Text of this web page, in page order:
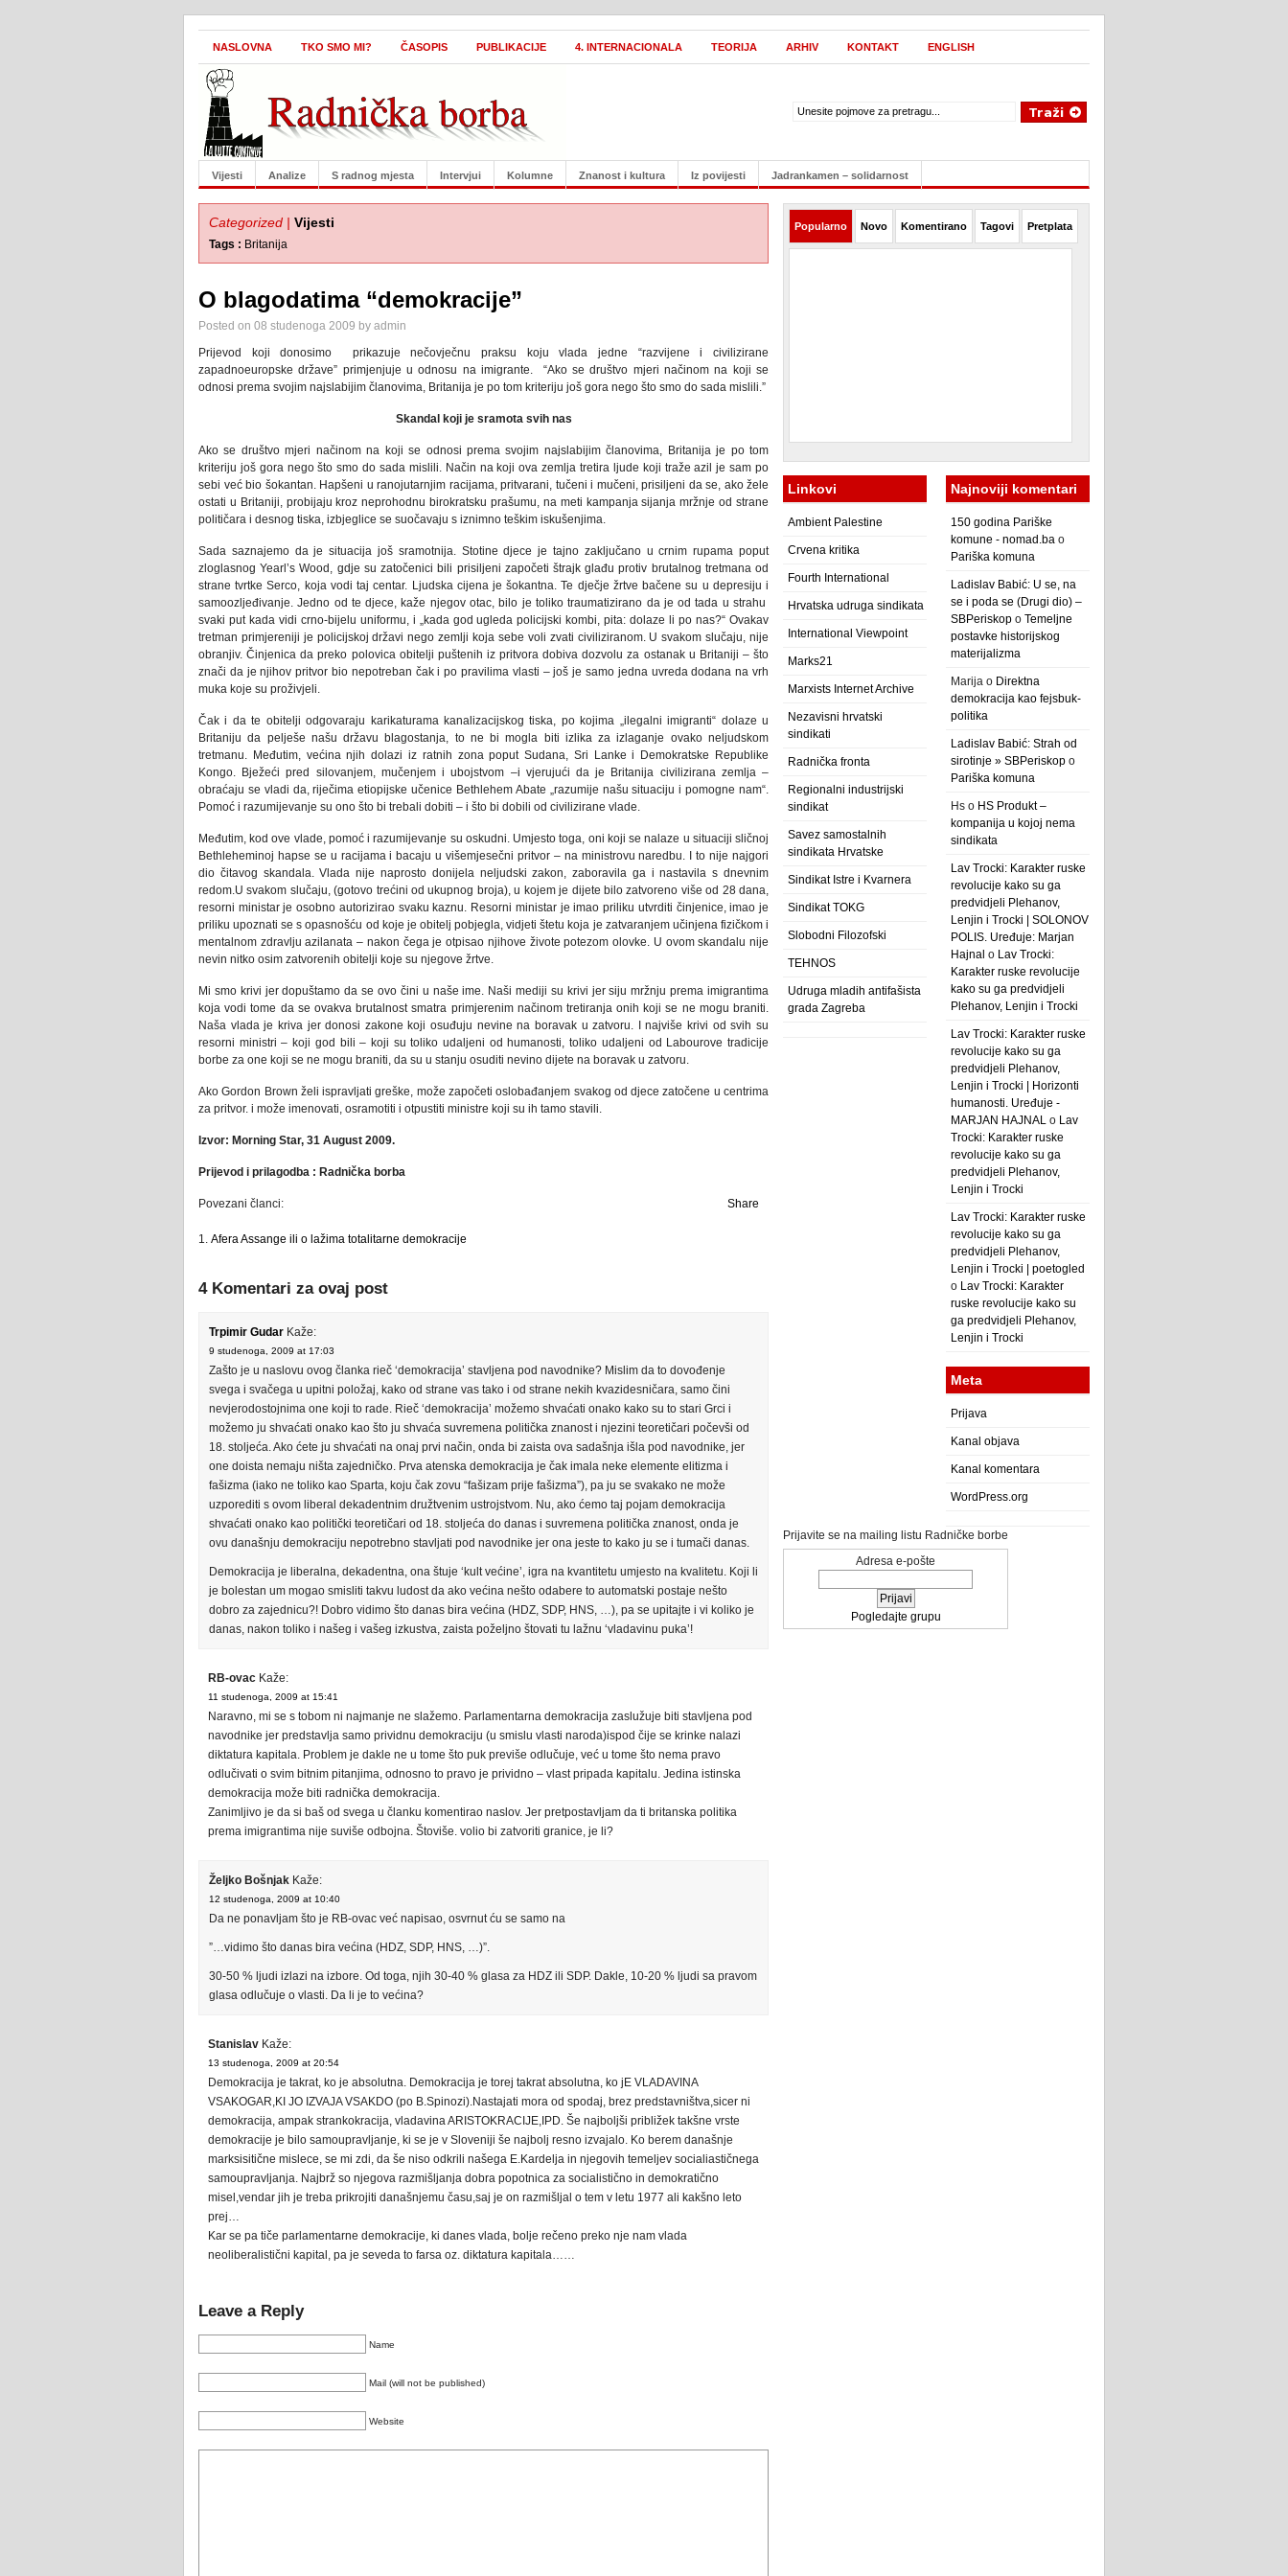
NASLOVNA TKO SMO MI? ČASOPIS PUBLIKACIJE 4. INTERNACIONALA TEORIJA ARHIV KONTAKT ENGLISH
Vijesti Analize S radnog mjesta Intervjui Kolumne Znanost i kultura Iz povijesti Jadrankamen – solidarnost
Categorized | Vijesti
Tags : Britanija
O blagodatima “demokracije”
Posted on 08 studenoga 2009 by admin
Prijevod koji donosimo prikazuje nečovječnu praksu koju vlada jedne “razvijene i civilizirane
zapadnoeuropske države” primjenjuje u odnosu na imigrante. “Ako se društvo mjeri načinom na koji se
odnosi prema svojim najslabijim članovima, Britanija je po tom kriteriju još gora nego što smo do sada mislili.”
Skandal koji je sramota svih nas
Ako se društvo mjeri načinom na koji se odnosi prema svojim najslabijim članovima, Britanija je po tom
kriteriju još gora nego što smo do sada mislili. Način na koji ova zemlja tretira ljude koji traže azil je sam po
sebi već bio šokantan. Hapšeni u ranojutarnjim racijama, pritvarani, tučeni i mučeni, prisiljeni da se, ako žele
ostati u Britaniji, probijaju kroz neprohodnu birokratsku prašumu, na meti kampanja sijanja mržnje od strane
političara i desnog tiska, izbjeglice se suočavaju s iznimno teškim iskušenjima.
Sada saznajemo da je situacija još sramotnija. Stotine djece je tajno zaključano u crnim rupama poput
zloglasnog Yearl’s Wood, gdje su zatočenici bili prisiljeni započeti štrajk glađu protiv brutalnog tretmana od
strane tvrtke Serco, koja vodi taj centar. Ljudska cijena je šokantna. Te dječje žrtve bačene su u depresiju i
samoozljeđivanje. Jedno od te djece, kaže njegov otac, bilo je toliko traumatizirano da je od tada u strahu
svaki put kada vidi crno-bijelu uniformu, i „kada god ugleda policijski kombi, pita: dolaze li po nas?“ Ovakav
tretman primjereniji je policijskoj državi nego zemlji koja sebe voli zvati civiliziranom. U svakom slučaju, nije
obranjiv. Činjenica da preko polovica obitelji puštenih iz pritvora dobiva dozvolu za ostanak u Britaniji – što
znači da je njihov pritvor bio nepotreban čak i po pravilima vlasti – još je samo jedna uvreda dodana na vrh
muka koje su proživjeli.
Čak i da te obitelji odgovaraju karikaturama kanalizacijskog tiska, po kojima „ilegalni imigranti“ dolaze u
Britaniju da pelješe našu državu blagostanja, to ne bi mogla biti izlika za izlaganje ovako neljudskom
tretmanu. Međutim, većina njih dolazi iz ratnih zona poput Sudana, Sri Lanke i Demokratske Republike
Kongo. Bježeći pred silovanjem, mučenjem i ubojstvom –i vjerujući da je Britanija civilizirana zemlja –
obraćaju se vladi da, riječima etiopijske učenice Bethlehem Abate „razumije našu situaciju i pomogne nam“.
Pomoć i razumijevanje su ono što bi trebali dobiti – i što bi dobili od civilizirane vlade.
Međutim, kod ove vlade, pomoć i razumijevanje su oskudni. Umjesto toga, oni koji se nalaze u situaciji sličnoj
Bethleheminoj hapse se u racijama i bacaju u višemjesečni pritvor – na ministrovu naredbu. I to nije najgori
dio čitavog skandala. Vlada nije naprosto donijela neljudski zakon, zaboravila ga i nastavila s dnevnim
redom.U svakom slučaju, (gotovo trećini od ukupnog broja), u kojem je dijete bilo zatvoreno više od 28 dana,
resorni ministar je osobno autorizirao svaku kaznu. Resorni ministar je imao priliku utvrditi činjenice, imao je
priliku upoznati se s opasnošću od koje je obitelj pobjegla, vidjeti štetu koja je zatvaranjem učinjena fizičkom i
mentalnom zdravlju azilanata – nakon čega je otpisao njihove živote potezom olovke. U ovom skandalu nije
nevin nitko osim zatvorenih obitelji koje su njegove žrtve.
Mi smo krivi jer dopuštamo da se ovo čini u naše ime. Naši mediji su krivi jer siju mržnju prema imigrantima
koja vodi tome da se ovakva brutalnost smatra primjerenim načinom tretiranja onih koji se ne mogu braniti.
Naša vlada je kriva jer donosi zakone koji osuđuju nevine na boravak u zatvoru. I najviše krivi od svih su
resorni ministri – koji god bili – koji su toliko udaljeni od humanosti, toliko udaljeni od Labourove tradicije
borbe za one koji se ne mogu braniti, da su u stanju osuditi nevino dijete na boravak u zatvoru.
Ako Gordon Brown želi ispravljati greške, može započeti oslobađanjem svakog od djece zatočene u centrima
za pritvor. i može imenovati, osramotiti i otpustiti ministre koji su ih tamo stavili.
Izvor: Morning Star, 31 August 2009.
Prijevod i prilagodba : Radnička borba
Share
Povezani članci:
Afera Assange ili o lažima totalitarne demokracije
4 Komentari za ovaj post
Trpimir Gudar Kaže:
9 studenoga, 2009 at 17:03
Zašto je u naslovu ovog članka rieč ‘demokracija’ stavljena pod navodnike? Mislim da to dovođenje
svega i svačega u upitni položaj, kako od strane vas tako i od strane nekih kvazidesničara, samo čini
nevjerodostojnima one koji to rade. Rieč ‘demokracija’ možemo shvaćati onako kako su to stari Grci i
možemo ju shvaćati onako kao što ju shvaća suvremena politička znanost i njezini teoretičari počevši od
18. stoljeća. Ako ćete ju shvaćati na onaj prvi način, onda bi zaista ova sadašnja išla pod navodnike, jer
one doista nemaju ništa zajedničko. Prva atenska demokracija je čak imala neke elemente elitizma i
fašizma (iako ne toliko kao Sparta, koju čak zovu “fašizam prije fašizma”), pa ju se svakako ne može
uzporediti s ovom liberal dekadentnim družtvenim ustrojstvom. Nu, ako ćemo taj pojam demokracija
shvaćati onako kao politički teoretičari od 18. stoljeća do danas i suvremena politička znanost, onda je
ovu današnju demokraciju nepotrebno stavljati pod navodnike jer ona jeste to kako ju se i tumači danas.
Demokracija je liberalna, dekadentna, ona štuje ‘kult većine’, igra na kvantitetu umjesto na kvalitetu. Koji li
je bolestan um mogao smisliti takvu ludost da ako većina nešto odabere to automatski postaje nešto
dobro za zajednicu?! Dobro vidimo što danas bira većina (HDZ, SDP, HNS, …), pa se upitajte i vi koliko je
danas, nakon toliko i našeg i vašeg izkustva, zaista poželjno štovati tu lažnu ‘vladavinu puka’!
RB-ovac Kaže:
11 studenoga, 2009 at 15:41
Naravno, mi se s tobom ni najmanje ne slažemo. Parlamentarna demokracija zaslužuje biti stavljena pod
navodnike jer predstavlja samo prividnu demokraciju (u smislu vlasti naroda)ispod čije se krinke nalazi
diktatura kapitala. Problem je dakle ne u tome što puk previše odlučuje, već u tome što nema pravo
odlučivati o svim bitnim pitanjima, odnosno to pravo je prividno – vlast pripada kapitalu. Jedina istinska
demokracija može biti radnička demokracija.
Zanimljivo je da si baš od svega u članku komentirao naslov. Jer pretpostavljam da ti britanska politika
prema imigrantima nije suviše odbojna. Štoviše. volio bi zatvoriti granice, je li?
Željko Bošnjak Kaže:
12 studenoga, 2009 at 10:40
Da ne ponavljam što je RB-ovac već napisao, osvrnut ću se samo na
”…vidimo što danas bira većina (HDZ, SDP, HNS, …)”.
30-50 % ljudi izlazi na izbore. Od toga, njih 30-40 % glasa za HDZ ili SDP. Dakle, 10-20 % ljudi sa pravom
glasa odlučuje o vlasti. Da li je to većina?
Stanislav Kaže:
13 studenoga, 2009 at 20:54
Demokracija je takrat, ko je absolutna. Demokracija je torej takrat absolutna, ko jE VLADAVINA
VSAKOGAR,KI JO IZVAJA VSAKDO (po B.Spinozi).Nastajati mora od spodaj, brez predstavništva,sicer ni
demokracija, ampak strankokracija, vladavina ARISTOKRACIJE,IPD. Še najboljši približek takšne vrste
demokracije je bilo samoupravljanje, ki se je v Sloveniji še najbolj resno izvajalo. Ko berem današnje
marksisitične mislece, se mi zdi, da še niso odkrili našega E.Kardelja in njegovih temeljev socialiastičnega
samoupravljanja. Najbrž so njegova razmišljanja dobra popotnica za socialistično in demokratično
misel,vendar jih je treba prikrojiti današnjemu času,saj je on razmišljal o tem v letu 1977 ali kakšno leto
prej…
Kar se pa tiče parlamentarne demokracije, ki danes vlada, bolje rečeno preko nje nam vlada
neoliberalistični kapital, pa je seveda to farsa oz. diktatura kapitala……
Leave a Reply
Name
Mail (will not be published)
Website
Popularno Novo Komentirano Tagovi Pretplata
Linkovi
Ambient Palestine
Crvena kritika
Fourth International
Hrvatska udruga sindikata
International Viewpoint
Marks21
Marxists Internet Archive
Nezavisni hrvatski
sindikati
Radnička fronta
Regionalni industrijski
sindikat
Savez samostalnih
sindikata Hrvatske
Sindikat Istre i Kvarnera
Sindikat TOKG
Slobodni Filozofski
TEHNOS
Udruga mladih antifašista
grada Zagreba
Najnoviji komentari
150 godina Pariške
komune - nomad.ba o
Pariška komuna
Ladislav Babić: U se, na
se i poda se (Drugi dio) –
SBPeriskop o Temeljne
postavke historijskog
materijalizma
Marija o Direktna
demokracija kao fejsbuk-
politika
Ladislav Babić: Strah od
sirotinje » SBPeriskop o
Pariška komuna
Hs o HS Produkt –
kompanija u kojoj nema
sindikata
Lav Trocki: Karakter ruske
revolucije kako su ga
predvidjeli Plehanov,
Lenjin i Trocki | SOLONOV
POLIS. Uređuje: Marjan
Hajnal o Lav Trocki:
Karakter ruske revolucije
kako su ga predvidjeli
Plehanov, Lenjin i Trocki
Lav Trocki: Karakter ruske
revolucije kako su ga
predvidjeli Plehanov,
Lenjin i Trocki | Horizonti
humanosti. Uređuje -
MARJAN HAJNAL o Lav
Trocki: Karakter ruske
revolucije kako su ga
predvidjeli Plehanov,
Lenjin i Trocki
Lav Trocki: Karakter ruske
revolucije kako su ga
predvidjeli Plehanov,
Lenjin i Trocki | poetogled
o Lav Trocki: Karakter
ruske revolucije kako su
ga predvidjeli Plehanov,
Lenjin i Trocki
Meta
Prijava
Kanal objava
Kanal komentara
WordPress.org
Prijavite se na mailing listu Radničke borbe
Adresa e-pošte
Pogledajte grupu